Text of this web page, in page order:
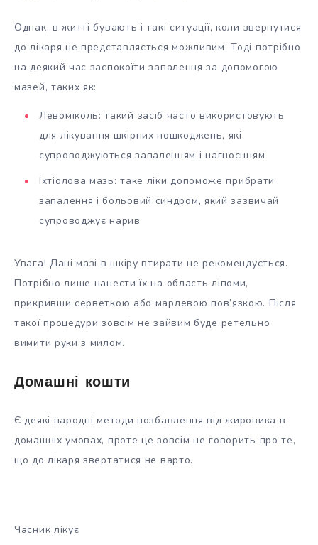
Однак, в житті бувають і такі ситуації, коли звернутися
до лікаря не представляється можливим. Тоді потрібно
на деякий час заспокоїти запалення за допомогою
мазей, таких як:
Левоміколь: такий засіб часто використовують
для лікування шкірних пошкоджень, які
супроводжуються запаленням і нагноєнням
Іхтіолова мазь: таке ліки допоможе прибрати
запалення і больовий синдром, який зазвичай
супроводжує нарив
Увага! Дані мазі в шкіру втирати не рекомендується.
Потрібно лише нанести їх на область ліпоми,
прикривши серветкою або марлевою пов’язкою. Після
такої процедури зовсім не зайвим буде ретельно
вимити руки з милом.
Домашні кошти
Є деякі народні методи позбавлення від жировика в
домашніх умовах, проте це зовсім не говорить про те,
що до лікаря звертатися не варто.
Часник лікує